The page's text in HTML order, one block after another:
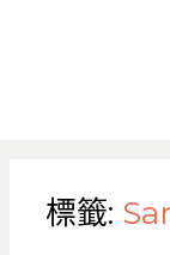
標籤: